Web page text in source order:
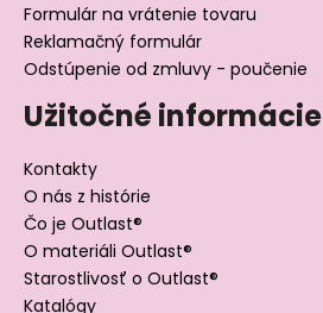
Formulár na vrátenie tovaru
Reklamačný formulár
Odstúpenie od zmluvy - poučenie
Užitočné informácie
Kontakty
O nás z histórie
Čo je Outlast®
O materiáli Outlast®
Starostlivosť o Outlast®
Katalógy